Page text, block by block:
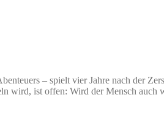
– spielt vier Jahre nach der
wird, ist offen: Wird der Mensch auch